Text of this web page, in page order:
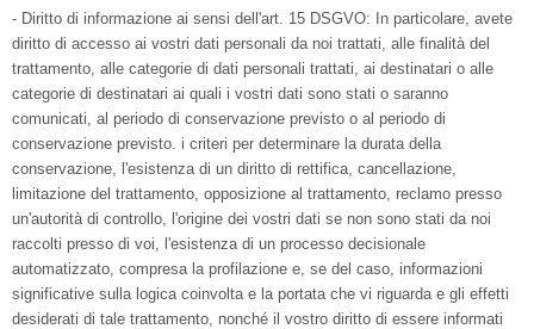
- Diritto di informazione ai sensi dell'art. 15 DSGVO: In particolare, avete
diritto di accesso ai vostri dati personali da noi trattati, alle finalità del
trattamento, alle categorie di dati personali trattati, ai destinatari o alle
categorie di destinatari ai quali i vostri dati sono stati o saranno
comunicati, al periodo di conservazione previsto o al periodo di
conservazione previsto. i criteri per determinare la durata della
conservazione, l'esistenza di un diritto di rettifica, cancellazione,
limitazione del trattamento, opposizione al trattamento, reclamo presso
un'autorità di controllo, l'origine dei vostri dati se non sono stati da noi
raccolti presso di voi, l'esistenza di un processo decisionale
automatizzato, compresa la profilazione e, se del caso, informazioni
significative sulla logica coinvolta e la portata che vi riguarda e gli effetti
desiderati di tale trattamento, nonché il vostro diritto di essere informati